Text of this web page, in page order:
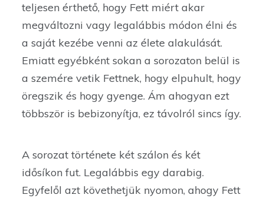
teljesen érthető, hogy Fett miért akar
megváltozni vagy legalábbis módon élni és
a saját kezébe venni az élete alakulását.
Emiatt egyébként sokan a sorozaton belül is
a szemére vetik Fettnek, hogy elpuhult, hogy
öregszik és hogy gyenge. Ám ahogyan ezt
többször is bebizonyítja, ez távolról sincs így.
A sorozat története két szálon és két
idősíkon fut. Legalábbis egy darabig.
Egyfelől azt követhetjük nyomon, ahogy Fett